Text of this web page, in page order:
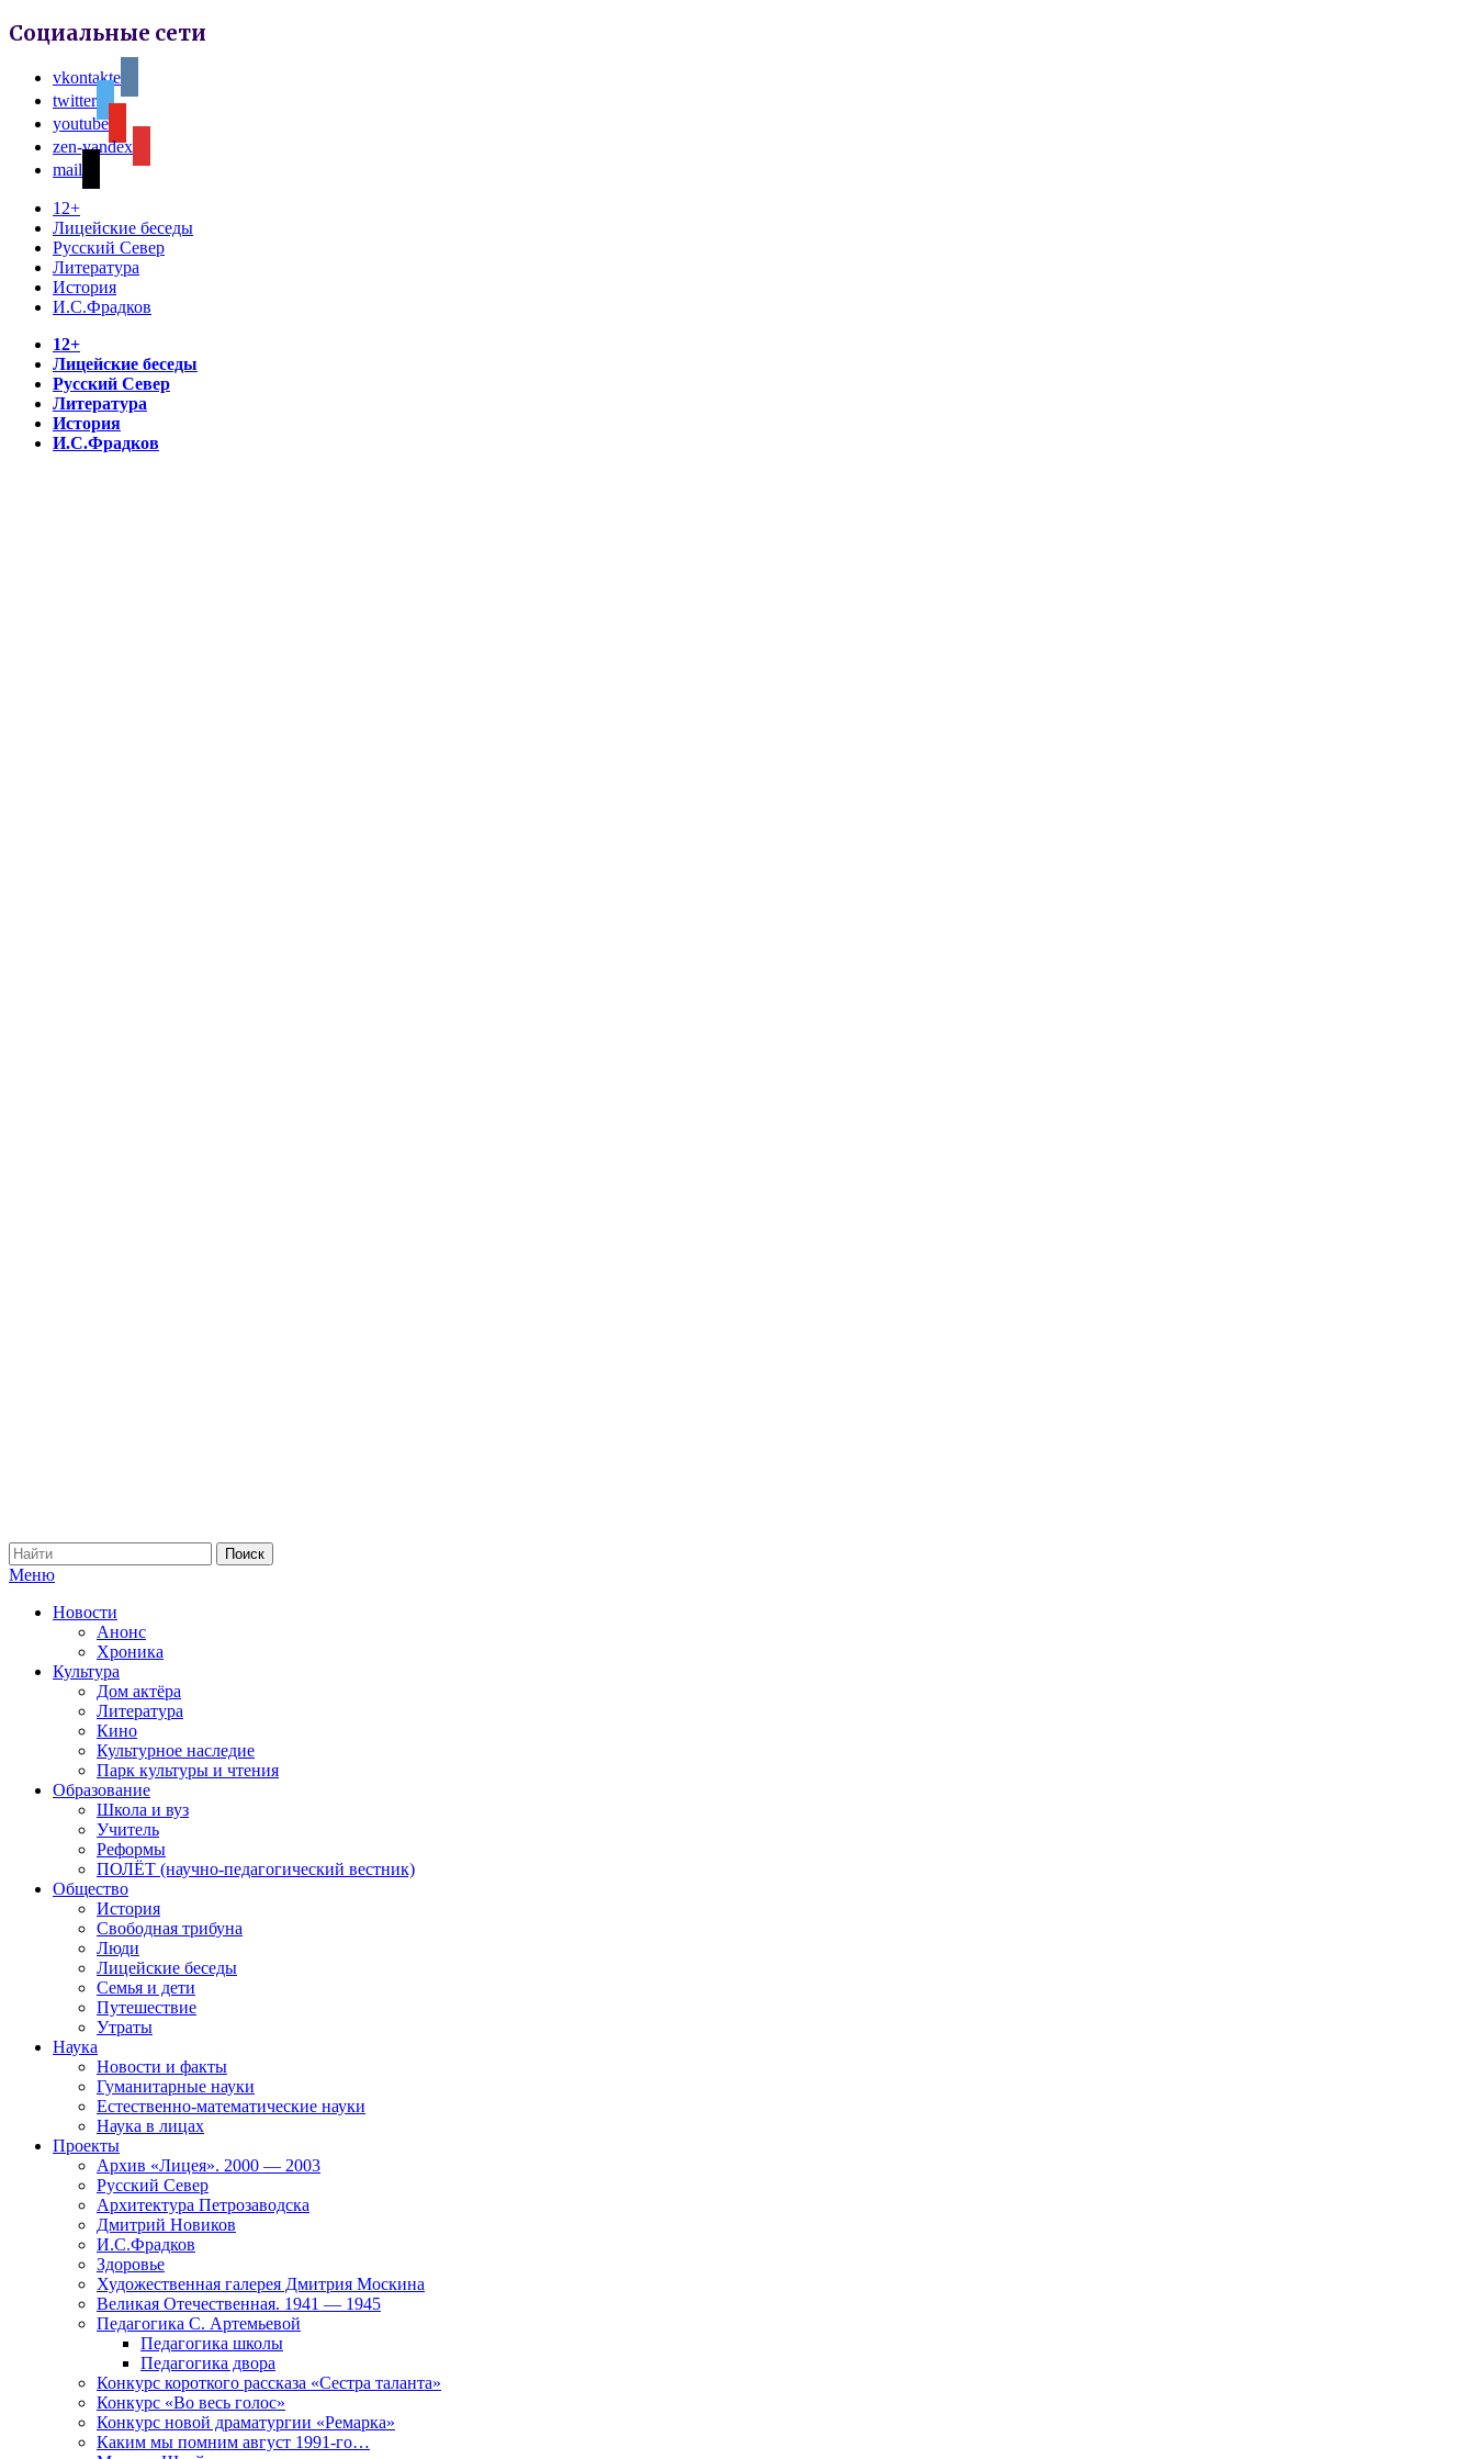
Социальные сети
vkontakte
twitter
youtube
zen-yandex
mail
12+
Лицейские беседы
Русский Север
Литература
История
И.С.Фрадков
12+
Лицейские беседы
Русский Север
Литература
История
И.С.Фрадков
Меню
Новости
Анонс
Хроника
Культура
Дом актёра
Литература
Кино
Культурное наследие
Парк культуры и чтения
Образование
Школа и вуз
Учитель
Реформы
ПОЛЁТ (научно-педагогический вестник)
Общество
История
Свободная трибуна
Люди
Лицейские беседы
Семья и дети
Путешествие
Утраты
Наука
Новости и факты
Гуманитарные науки
Естественно-математические науки
Наука в лицах
Проекты
Архив «Лицея». 2000 — 2003
Русский Север
Архитектура Петрозаводска
Дмитрий Новиков
И.С.Фрадков
Здоровье
Художественная галерея Дмитрия Москина
Великая Отечественная. 1941 — 1945
Педагогика С. Артемьевой
Педагогика школы
Педагогика двора
Конкурс короткого рассказа «Сестра таланта»
Конкурс «Во весь голос»
Конкурс новой драматургии «Ремарка»
Каким мы помним август 1991-го…